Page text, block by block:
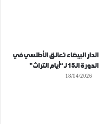
الدار البيضاء تعانق الأطلسي في
الدورة الـ15 لـ “أيام التراث”
18/04/2026